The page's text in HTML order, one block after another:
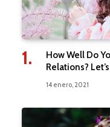
How Well Do
Relations?
14 enero, 2021